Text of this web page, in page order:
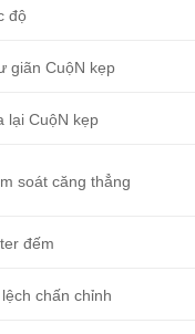
độ
giãn CuộN kẹp
lại CuộN kẹp
soát căng thẳng
đếm
chấn chỉnh